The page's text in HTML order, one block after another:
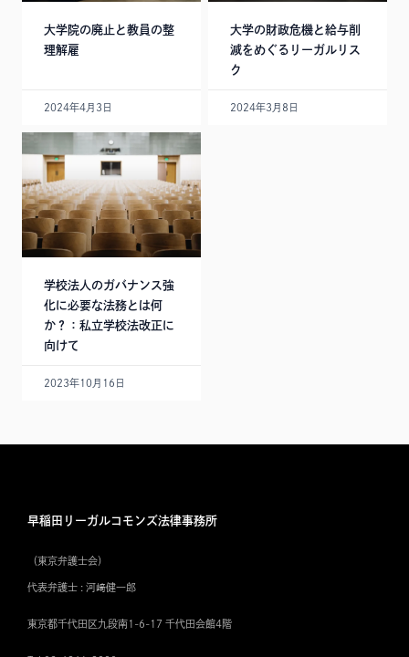
大学院の廃止と教員の整
理解雇
2024年4月3日
大学の財政危機と給与削
減をめぐるリーガルリス
ク
2024年3月8日
学校法人のガバナンス強
化に必要な法務とは何
か？：私立学校法改正に
向けて
2023年10月16日
早稲田リーガルコモンズ法律事務所
（東京弁護士会）
代表弁護士 : 河﨑健一郎
東京都千代田区九段南1-6-17 千代田会館4階